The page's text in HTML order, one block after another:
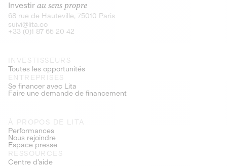
Investir au sens propre
68 rue de Hauteville, 75010 Paris
suivi@lita.co
+33 (0)1 87 65 20 42
INVESTISSEURS
Toutes les opportunités
ENTREPRISES
Se financer avec Lita
Faire une demande de financement
À PROPOS DE LITA
Performances
Nous rejoindre
Espace presse
RESSOURCES
Centre d’aide